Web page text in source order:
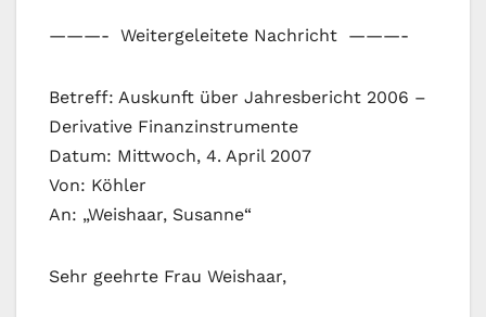
———- Weitergeleitete Nachricht ———-
Betreff: Auskunft über Jahresbericht 2006 –
Derivative Finanzinstrumente
Datum: Mittwoch, 4. April 2007
Von: Köhler
An: „Weishaar, Susanne“
Sehr geehrte Frau Weishaar,